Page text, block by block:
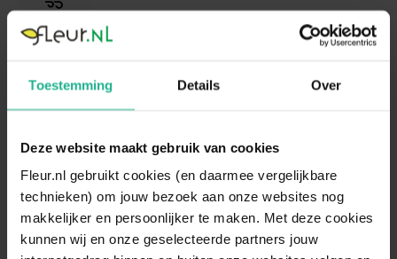
Toestemming Details Over
Deze website maakt gebruik van cookies
Fleur.nl gebruikt cookies (en daarmee vergelijkbare
technieken) om jouw bezoek aan onze websites nog
makkelijker en persoonlijker te maken. Met deze cookies
kunnen wij en onze geselecteerde partners jouw
Luchtzuiverend
Standplaats
De Alocasia gedijt goed op een lichte
direct zonlicht. De ideale plek voor de
plant is daarom voor een raam op het